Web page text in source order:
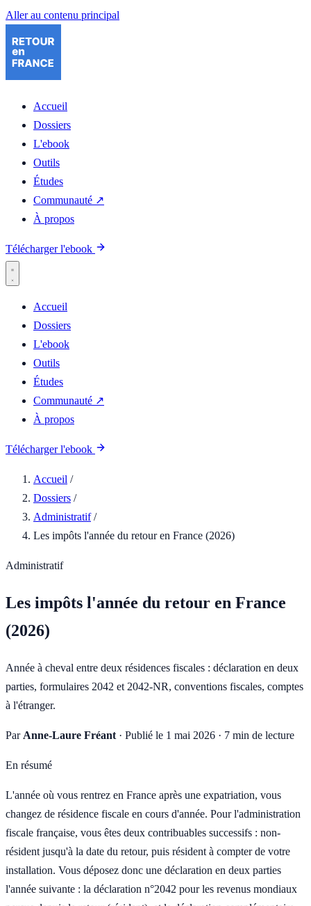
Aller au contenu principal
Accueil
Dossiers
L'ebook
Outils
Études
Communauté ↗
À propos
Télécharger l'ebook
Accueil
Dossiers
L'ebook
Outils
Études
Communauté ↗
À propos
Télécharger l'ebook
Accueil /
Dossiers /
Administratif /
Les impôts l'année du retour en France (2026)
Administratif
Les impôts l'année du retour en France
(2026)
Année à cheval entre deux résidences fiscales : déclaration en deux
parties, formulaires 2042 et 2042-NR, conventions fiscales, comptes
à l'étranger.
Par Anne-Laure Fréant · Publié le 1 mai 2026 · 7 min de lecture
En résumé
L'année où vous rentrez en France après une expatriation, vous
changez de résidence fiscale en cours d'année. Pour l'administration
fiscale française, vous êtes deux contribuables successifs : non-
résident jusqu'à la date du retour, puis résident à compter de votre
installation. Vous déposez donc une déclaration en deux parties
l'année suivante : la déclaration n°2042 pour les revenus mondiaux